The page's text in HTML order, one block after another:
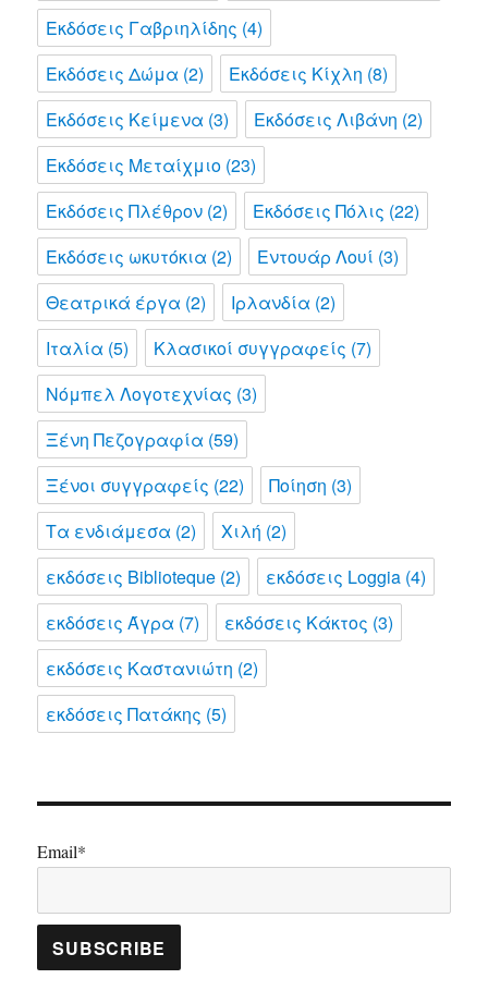
Εκδόσεις Γαβριηλίδης (4)
Εκδόσεις Δώμα (2) Εκδόσεις Κίχλη (8)
Εκδόσεις Κείμενα (3) Εκδόσεις Λιβάνη (2)
Εκδόσεις Μεταίχμιο (23)
Εκδόσεις Πλέθρον (2) Εκδόσεις Πόλις (22)
Εκδόσεις ωκυτόκια (2) Εντουάρ Λουί (3)
Θεατρικά έργα (2) Ιρλανδία (2)
Ιταλία (5) Κλασικοί συγγραφείς (7)
Νόμπελ Λογοτεχνίας (3)
Ξένη Πεζογραφία (59)
Ξένοι συγγραφείς (22) Ποίηση (3)
Τα ενδιάμεσα (2) Χιλή (2)
εκδόσεις Biblioteque (2) εκδόσεις Loggia (4)
εκδόσεις Άγρα (7) εκδόσεις Κάκτος (3)
εκδόσεις Καστανιώτη (2)
εκδόσεις Πατάκης (5)
Email*